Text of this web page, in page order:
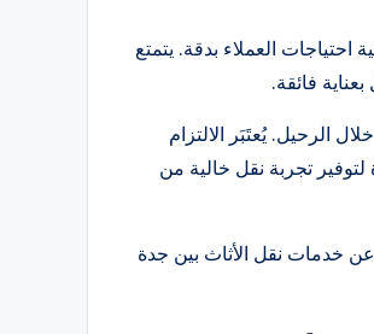
العملاء بدقة. يتمتع
فائقة.
الرحيل. يُعتَبَر الالتزام
تجربة نقل خالية من
عن خدمات نقل الأثاث بين جدة